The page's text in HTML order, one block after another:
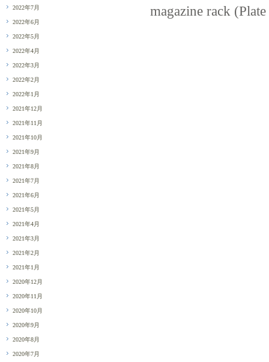
magazine rack
2022年7月
2022年6月
2022年5月
2022年4月
2022年3月
2022年2月
2022年1月
2021年12月
2021年11月
2021年10月
2021年9月
2021年8月
2021年7月
2021年6月
2021年5月
2021年4月
2021年3月
2021年2月
2021年1月
2020年12月
2020年11月
2020年10月
2020年9月
2020年8月
2020年7月